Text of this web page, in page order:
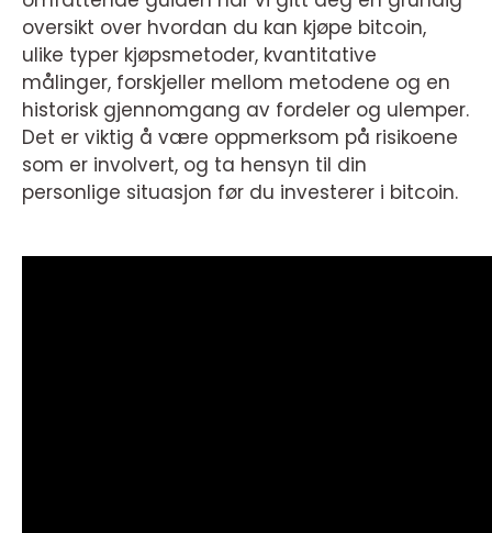
oversikt over hvordan du kan kjøpe bitcoin,
ulike typer kjøpsmetoder, kvantitative
målinger, forskjeller mellom metodene og en
historisk gjennomgang av fordeler og ulemper.
Det er viktig å være oppmerksom på risikoene
som er involvert, og ta hensyn til din
personlige situasjon før du investerer i bitcoin.